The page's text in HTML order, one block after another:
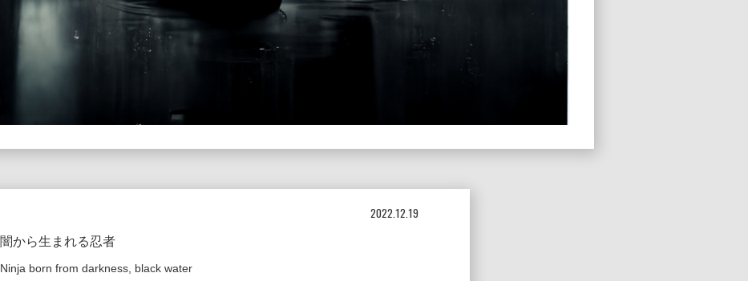
闇から生まれる忍者
Ninja born from darkness, black water
2022.12.19